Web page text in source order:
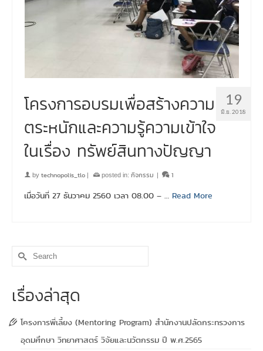
19
มิ.ย. 2018
โครงการอบรมเพื่อสร้างความ
ตระหนักและความรู้ความเข้าใจ
ในเรื่อง ทรัพย์สินทางปัญญา
by technopolis_tlo | posted in: กิจกรรม | 1
เมื่อวันที่ 27 ธันวาคม 2560 เวลา 08.00 – … Read More
Search
for:
เรื่องล่าสุด
โครงการพี่เลี้ยง (Mentoring Program) สำนักงานปลัดกระทรวงการ
อุดมศึกษา วิทยาศาสตร์ วิจัยและนวัตกรรม ปี พ.ศ.2565